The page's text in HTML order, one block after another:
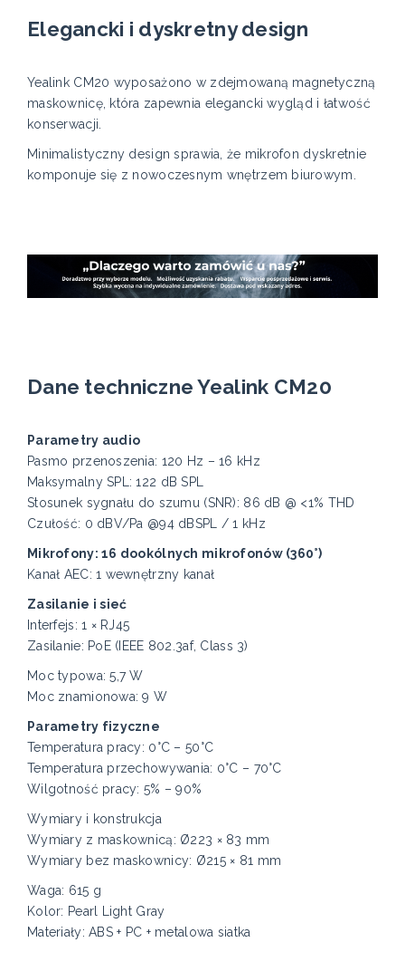
Elegancki i dyskretny design
Yealink CM20 wyposażono w zdejmowaną magnetyczną
maskownicę, która zapewnia elegancki wygląd i łatwość
konserwacji.
Minimalistyczny design sprawia, że mikrofon dyskretnie
komponuje się z nowoczesnym wnętrzem biurowym.
Dane techniczne Yealink CM20
Parametry audio
Pasmo przenoszenia: 120 Hz – 16 kHz
Maksymalny SPL: 122 dB SPL
Stosunek sygnału do szumu (SNR): 86 dB @ <1% THD
Czułość: 0 dBV/Pa @94 dBSPL / 1 kHz
Mikrofony: 16 dookólnych mikrofonów (360°)
Kanał AEC: 1 wewnętrzny kanał
Zasilanie i sieć
Interfejs: 1 × RJ45
Zasilanie: PoE (IEEE 802.3af, Class 3)
Moc typowa: 5,7 W
Moc znamionowa: 9 W
Parametry fizyczne
Temperatura pracy: 0°C – 50°C
Temperatura przechowywania: 0°C – 70°C
Wilgotność pracy: 5% – 90%
Wymiary i konstrukcja
Wymiary z maskownicą: Ø223 × 83 mm
Wymiary bez maskownicy: Ø215 × 81 mm
Waga: 615 g
Kolor: Pearl Light Gray
Materiały: ABS + PC + metalowa siatka